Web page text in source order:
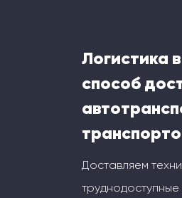
Логистика
способ
Доставляем